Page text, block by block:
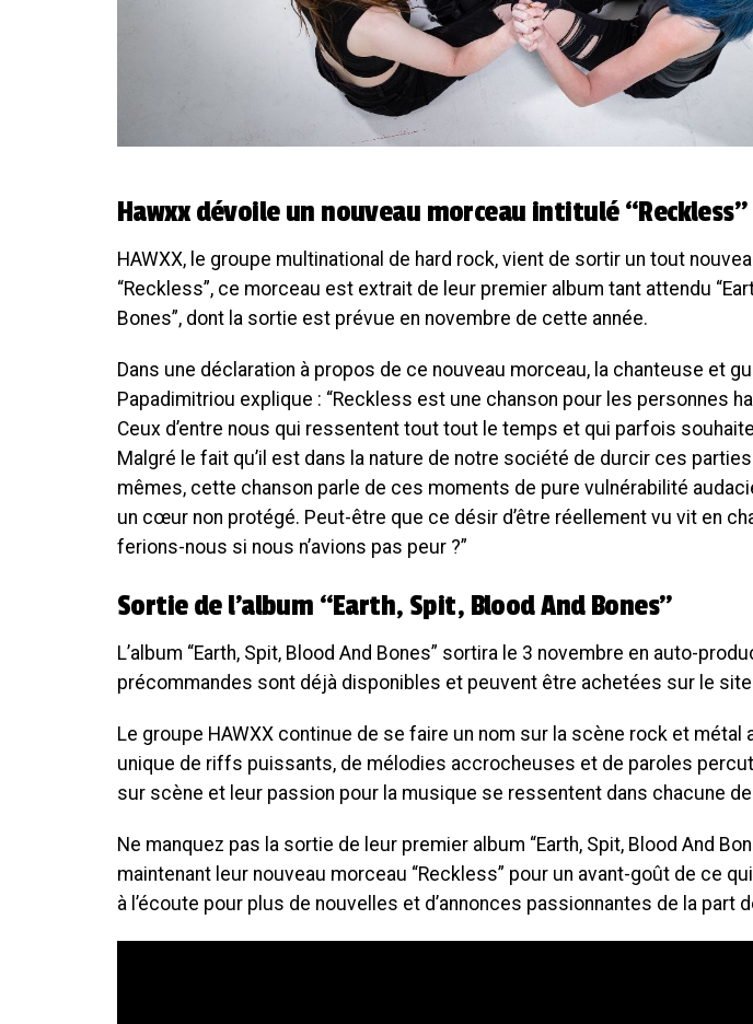
Hawxx dévoile un nouveau morceau intitulé “Reckless”
HAWXX, le groupe multinational de hard rock, vient de sortir un tout
“Reckless”, ce morceau est extrait de leur premier album tant attendu
Bones”, dont la sortie est prévue en novembre de cette année.
Dans une déclaration à propos de ce nouveau morceau, la chanteuse et
Papadimitriou explique : “Reckless est une chanson pour les personnes
Ceux d’entre nous qui ressentent tout tout le temps et qui parfois
Malgré le fait qu’il est dans la nature de notre société de durcir ces
mêmes, cette chanson parle de ces moments de pure vulnérabilité
un cœur non protégé. Peut-être que ce désir d’être réellement vu vit en
ferions-nous si nous n’avions pas peur ?”
Sortie de l’album “Earth, Spit, Blood And Bones”
L’album “Earth, Spit, Blood And Bones” sortira le 3 novembre en auto-
précommandes sont déjà disponibles et peuvent être achetées sur le
Le groupe HAWXX continue de se faire un nom sur la scène rock et métal
unique de riffs puissants, de mélodies accrocheuses et de paroles
sur scène et leur passion pour la musique se ressentent dans chacune
Ne manquez pas la sortie de leur premier album “Earth, Spit, Blood And
maintenant leur nouveau morceau “Reckless” pour un avant-goût de ce
à l’écoute pour plus de nouvelles et d’annonces passionnantes de la part